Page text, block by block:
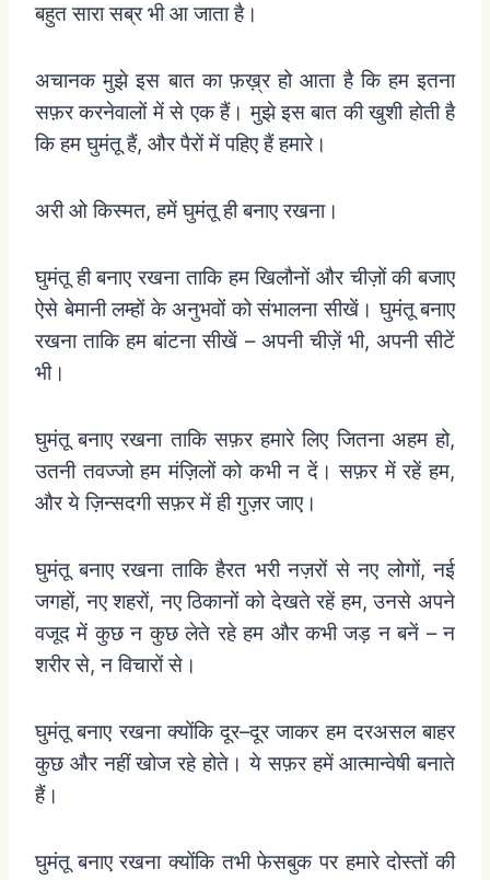
बहुत सारा सब्र भी आ जाता है।
अचानक मुझे इस बात का फ़ख़्र हो आता है कि हम इतना
सफ़र करनेवालों में से एक हैं। मुझे इस बात की खुशी होती है
कि हम घुमंतू हैं, और पैरों में पहिए हैं हमारे।
अरी ओ किस्मत,हमें घुमंतू ही बनाए रखना।
घुमंतू ही बनाए रखना ताकि हम खिलौनों और चीज़ों की बजाए
ऐसे बेमानी लम्हों के अनुभवों को संभालना सीखें। घुमंतू बनाए
रखना ताकि हम बांटना सीखें – अपनी चीज़ें भी, अपनी सीटें
भी।
घुमंतू बनाए रखना ताकि सफ़र हमारे लिए जितना अहम हो,
उतनी तवज्जो हम मंज़िलों को कभी न दें। सफ़र में रहें हम,
और ये ज़िन्सदगी सफ़र में ही गुज़र जाए।
घुमंतू बनाए रखना ताकि हैरत भरी नज़रों से नए लोगों,नई
जगहों,नए शहरों,नए ठिकानों को देखते रहें हम,उनसे अपने
वजूद में कुछ न कुछ लेते रहे हम और कभी जड़ न बनें –न
शरीर से,न विचारों से।
घुमंतू बनाए रखना क्योंकि दूर–दूर जाकर हम दरअसल बाहर
कुछ और नहीं खोज रहे होते। ये सफ़र हमें आत्मान्वेषी बनाते
हैं।
घुमंतू बनाए रखना क्योंकि तभी फेसबुक पर हमारे दोस्तों की